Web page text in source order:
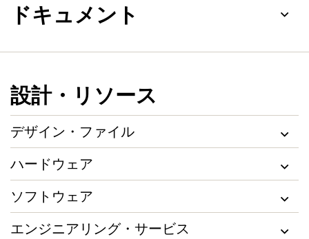
ドキュメント
設計・リソース
デザイン・ファイル
ハードウェア
ソフトウェア
エンジニアリング・サービス